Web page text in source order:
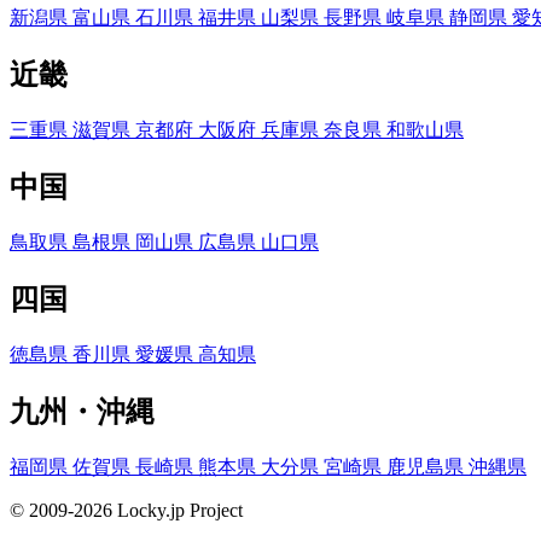
新潟県 富山県 石川県 福井県 山梨県 長野県 岐阜県 静岡県 愛
近畿
三重県 滋賀県 京都府 大阪府 兵庫県 奈良県 和歌山県
中国
鳥取県 島根県 岡山県 広島県 山口県
四国
徳島県 香川県 愛媛県 高知県
九州・沖縄
福岡県 佐賀県 長崎県 熊本県 大分県 宮崎県 鹿児島県 沖縄県
© 2009-2026 Locky.jp Project